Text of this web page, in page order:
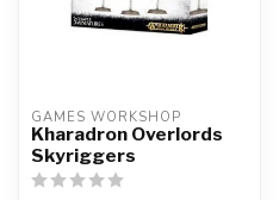
GAMES WORKSHOP
Kharadron Overlords
Skyriggers